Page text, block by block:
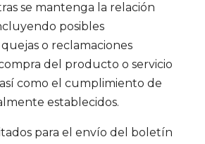
se mantenga la relación
posibles
o reclamaciones
del producto o servicio
como el cumplimiento de
establecidos.
para el envío del boletín